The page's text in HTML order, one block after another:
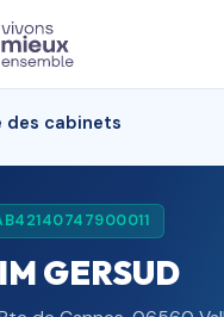
des cabinets
GERSUD